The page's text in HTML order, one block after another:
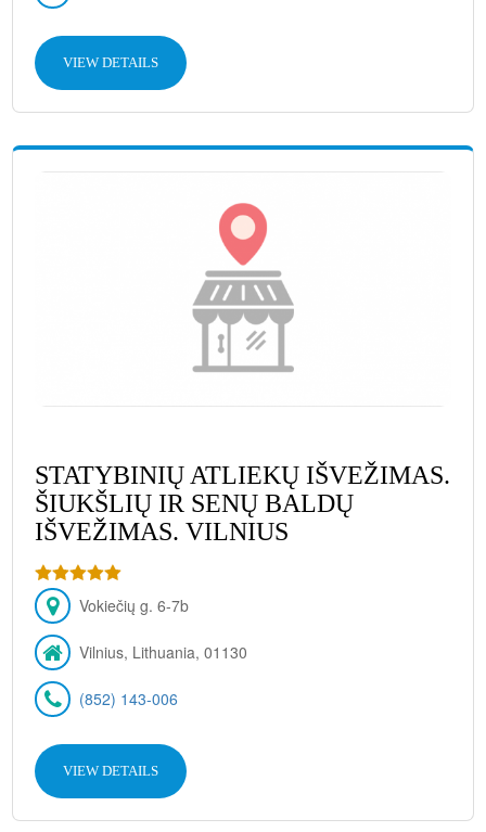
VIEW DETAILS
STATYBINIŲ ATLIEKŲ IŠVEŽIMAS.
ŠIUKŠLIŲ IR SENŲ BALDŲ
IŠVEŽIMAS. VILNIUS
Vokiečių g. 6-7b
Vilnius, Lithuania, 01130
(852) 143-006
VIEW DETAILS